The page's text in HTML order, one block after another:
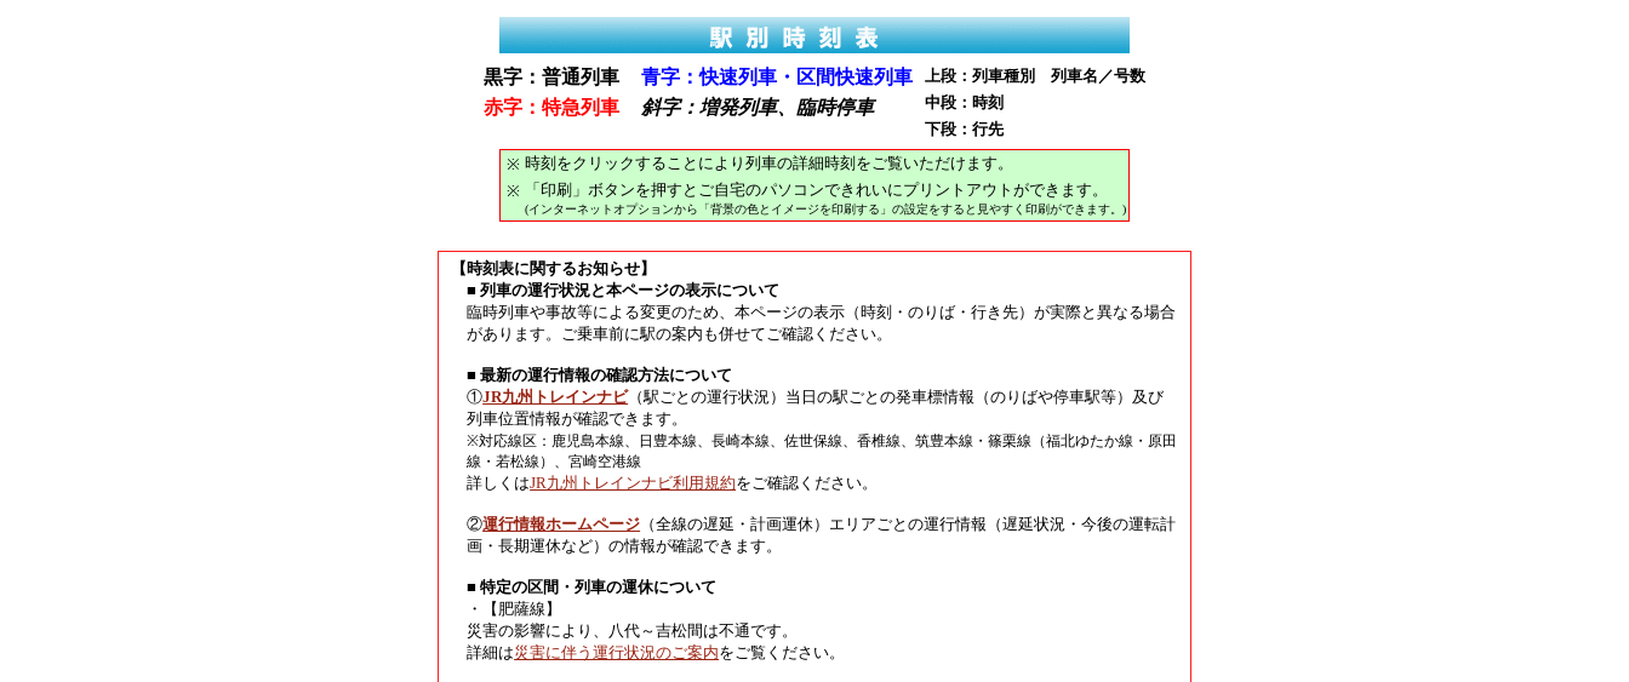
黒字：普通列車
青字：快速列車・区間快速列車
赤字：特急列車
斜字：増発列車、臨時停車
上段：列車種別 列車名／号数
中段：時刻
下段：行先
※ 時刻をクリックすることにより列車の詳細時刻をご覧いただけます。
※
「印刷」ボタンを押すとご自宅のパソコンできれいにプリントアウトができます。
(インターネットオプションから「背景の色とイメージを印刷する」の設定をすると見やすく印刷ができます。)
【時刻表に関するお知らせ】
■ 列車の運行状況と本ページの表示について
臨時列車や事故等による変更のため、本ページの表示（時刻・のりば・行き先）が実際と異なる場合
があります。ご乗車前に駅の案内も併せてご確認ください。
■ 最新の運行情報の確認方法について
①JR九州トレインナビ（駅ごとの運行状況）当日の駅ごとの発車標情報（のりばや停車駅等）及び
列車位置情報が確認できます。
※対応線区：鹿児島本線、日豊本線、長崎本線、佐世保線、香椎線、筑豊本線・篠栗線（福北ゆたか線・原田
線・若松線）、宮崎空港線
詳しくはJR九州トレインナビ利用規約をご確認ください。
②運行情報ホームページ （全線の遅延・計画運休）エリアごとの運行情報（遅延状況・今後の運転計
画・長期運休など）の情報が確認できます。
■ 特定の区間・列車の運休について
・【肥薩線】
災害の影響により、八代～吉松間は不通です。
詳細は災害に伴う運行状況のご案内をご覧ください。